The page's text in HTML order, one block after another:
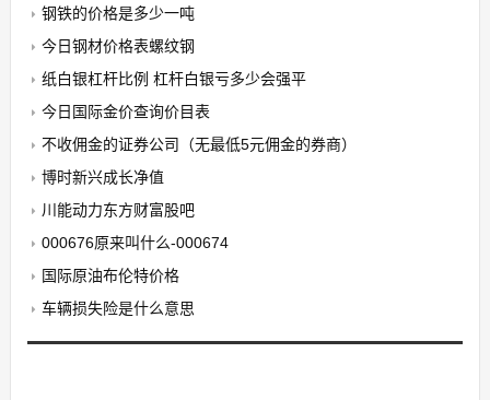
钢铁的价格是多少一吨
今日钢材价格表螺纹钢
纸白银杠杆比例 杠杆白银亏多少会强平
今日国际金价查询价目表
不收佣金的证券公司（无最低5元佣金的券商）
博时新兴成长净值
川能动力东方财富股吧
000676原来叫什么-000674
国际原油布伦特价格
车辆损失险是什么意思